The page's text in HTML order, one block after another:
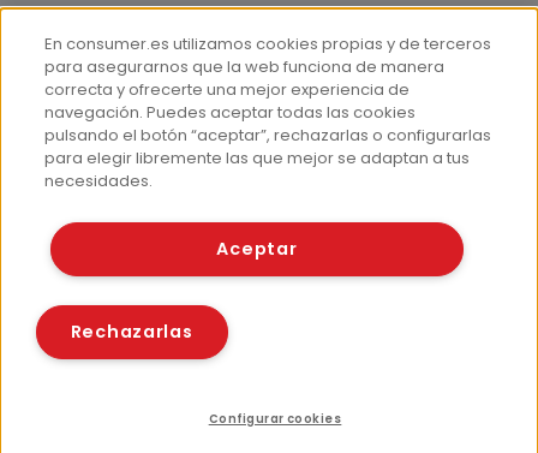
Más información
¿Quiénes somos?
Hemeroteca
Contacto
Prensa
© Fundación EROSKI
Políticas de cookies
En consumer.es utilizamos cookies propias y de terceros
para asegurarnos que la web funciona de manera
correcta y ofrecerte una mejor experiencia de
navegación. Puedes aceptar todas las cookies
pulsando el botón “aceptar”, rechazarlas o configurarlas
para elegir libremente las que mejor se adaptan a tus
necesidades.
Aceptar
Rechazarlas
Configurar cookies